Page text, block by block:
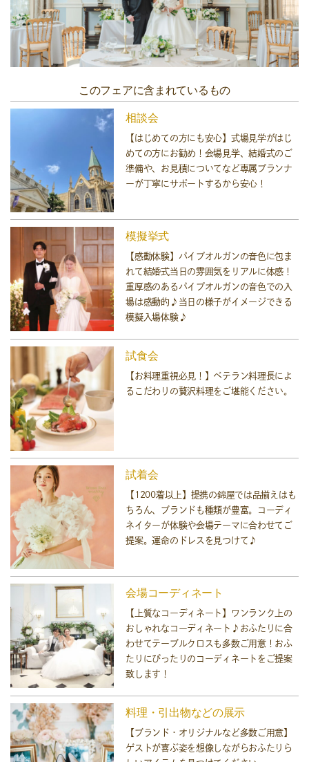
このフェアに含まれているもの
相談会
【はじめての方にも安心】式場見学がはじ
めての方にお勧め！会場見学、結婚式のご
準備や、お見積についてなど専属プランナ
ーが丁寧にサポートするから安心！
模擬挙式
【感動体験】パイプオルガンの音色に包ま
れて結婚式当日の雰囲気をリアルに体感！
重厚感のあるパイプオルガンの音色での入
場は感動的♪当日の様子がイメージできる
模擬入場体験♪
試食会
【お料理重視必見！】ベテラン料理長によ
るこだわりの贅沢料理をご堪能ください。
試着会
【1200着以上】提携の錦屋では品揃えはも
ちろん、ブランドも種類が豊富。コーディ
ネイターが体験や会場テーマに合わせてご
提案。運命のドレスを見つけて♪
会場コーディネート
【上質なコーディネート】ワンランク上の
おしゃれなコーディネート♪おふたりに合
わせてテーブルクロスも多数ご用意！おふ
たりにぴったりのコーディネートをご提案
致します！
料理・引出物などの展示
【ブランド・オリジナルなど多数ご用意】
ゲストが喜ぶ姿を想像しながらおふたりら